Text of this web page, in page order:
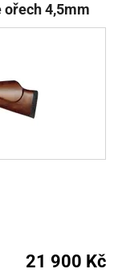
ořech 4,5mm
21 900 Kč